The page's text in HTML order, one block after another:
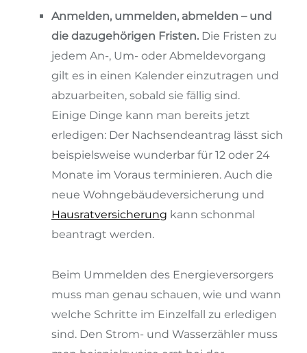
Anmelden, ummelden, abmelden – und
die dazugehörigen Fristen. Die Fristen zu
jedem An-, Um- oder Abmeldevorgang
gilt es in einen Kalender einzutragen und
abzuarbeiten, sobald sie fällig sind.
Einige Dinge kann man bereits jetzt
erledigen: Der Nachsendeantrag lässt sich
beispielsweise wunderbar für 12 oder 24
Monate im Voraus terminieren. Auch die
neue Wohngebäudeversicherung und
Hausratversicherung kann schonmal
beantragt werden.
Beim Ummelden des Energieversorgers
muss man genau schauen, wie und wann
welche Schritte im Einzelfall zu erledigen
sind. Den Strom- und Wasserzähler muss